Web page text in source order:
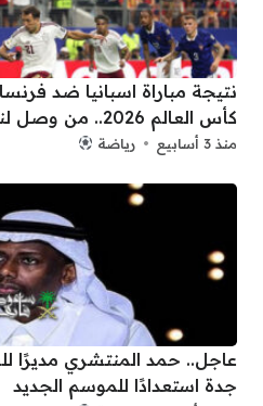
نتيجة مباراة اسبانيا ضد
كأس العالم 2026.. من وصل لنهائي المونديال؟
منذ 3 أسابيع رياضة
عاجل.. حمد المنتشري مديرًا
جدة استعدادًا للموسم الجديد